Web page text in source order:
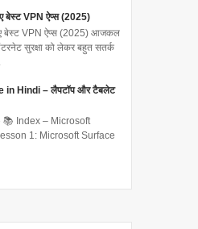
VPN ऐप्स (2025)
बेस्ट VPN ऐप्स (2025) आजकल
सुरक्षा को लेकर बहुत सतर्क
in Hindi – लैपटॉप और टैबलेट
Index – Microsoft
1: Microsoft Surface